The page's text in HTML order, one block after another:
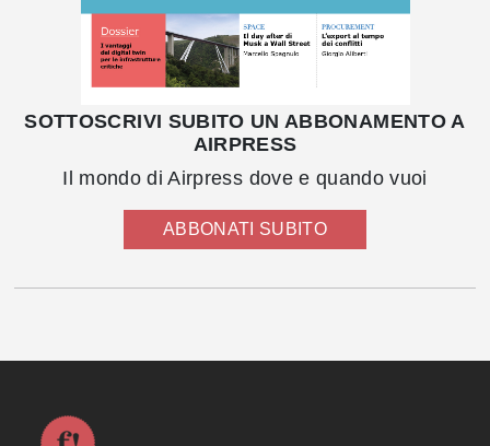
SOTTOSCRIVI SUBITO UN ABBONAMENTO A
AIRPRESS
Il mondo di Airpress dove e quando vuoi
ABBONATI SUBITO